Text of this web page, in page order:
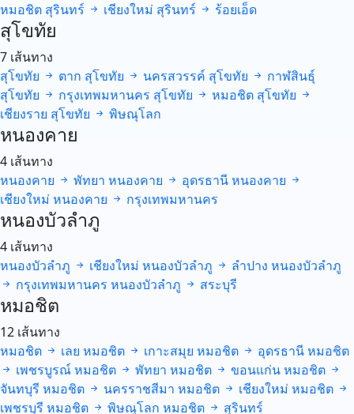
หมอชิต สุรินทร์ เชียงใหม่ สุรินทร์ ร้อยเอ็ด
สุโขทัย
7 เส้นทาง
สุโขทัย
ตาก สุโขทัย นครสวรรค์ สุโขทัย
กาฬสินธุ์
สุโขทัย
กรุงเทพมหานคร สุโขทัย หมอชิต สุโขทัย
เชียงราย สุโขทัย พิษณุโลก
หนองคาย
4 เส้นทาง
หนองคาย
พัทยา หนองคาย อุดรธานีหนองคาย
เชียงใหม่ หนองคาย กรุงเทพมหานคร
หนองบัวลำภู
4 เส้นทาง
หนองบัวลำภู
เชียงใหม่ หนองบัวลำภู ลำปาง หนองบัวลำภู
กรุงเทพมหานคร หนองบัวลำภู สระบุรี
หมอชิต
12 เส้นทาง
หมอชิต
เลย หมอชิต เกาะสมุย หมอชิต อุดรธานีหมอชิต
เพชรบูรณ์หมอชิต พัทยา หมอชิต ขอนแก่นหมอชิต
จันทบุรี หมอชิต นครราชสีมา หมอชิต เชียงใหม่ หมอชิต
เพชรบุรี หมอชิต พิษณุโลก หมอชิต สุรินทร์